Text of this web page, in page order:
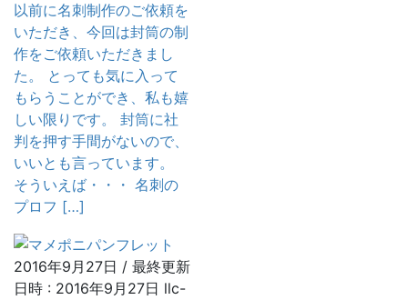
以前に名刺制作のご依頼を
いただき、今回は封筒の制
作をご依頼いただきまし
た。 とっても気に入って
もらうことができ、私も嬉
しい限りです。 封筒に社
判を押す手間がないので、
いいとも言っています。
そういえば・・・ 名刺の
プロフ […]
2016年9月27日 / 最終更新
日時 : 2016年9月27日 llc-